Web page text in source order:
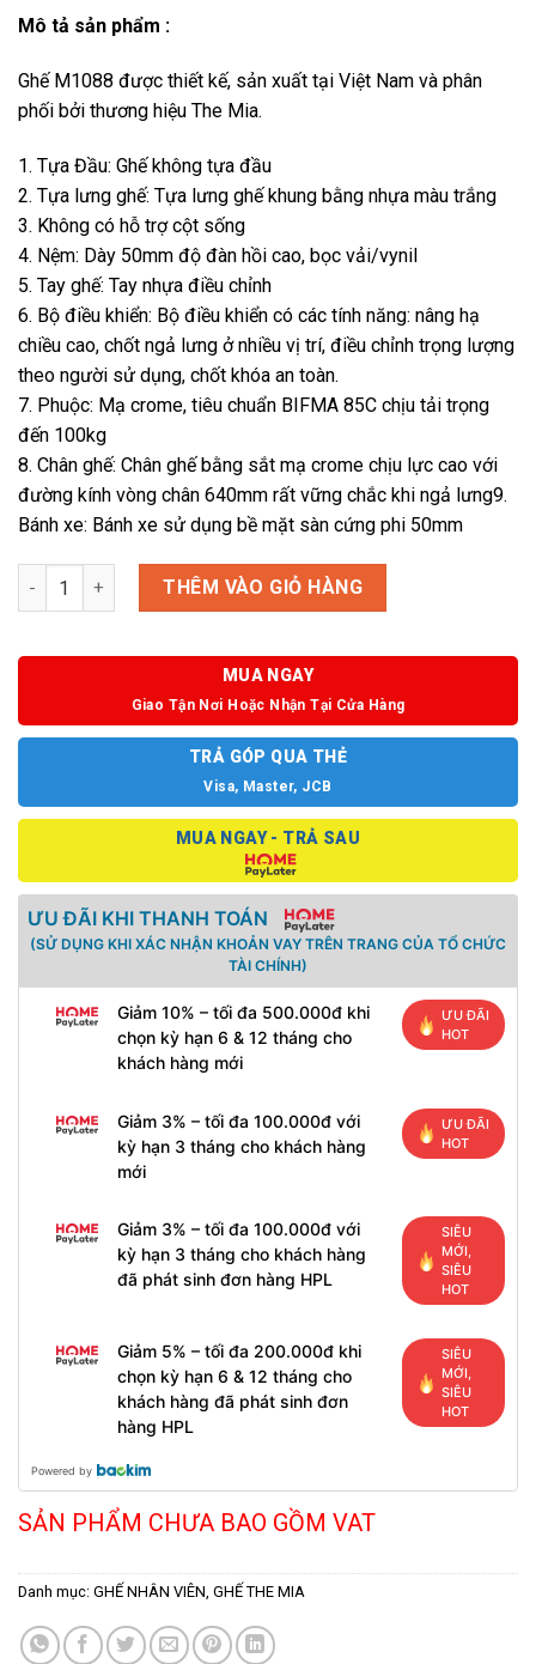
Mô tả sản phẩm :
Ghế M1088 được thiết kế, sản xuất tại Việt Nam và phân
phối bởi thương hiệu The Mia.
1. Tựa Đầu: Ghế không tựa đầu
2. Tựa lưng ghế: Tựa lưng ghế khung bằng nhựa màu trắng
3. Không có hỗ trợ cột sống
4. Nệm: Dày 50mm độ đàn hồi cao, bọc vải/vynil
5. Tay ghế: Tay nhựa điều chỉnh
6. Bộ điều khiển: Bộ điều khiển có các tính năng: nâng hạ
chiều cao, chốt ngả lưng ở nhiều vị trí, điều chỉnh trọng lượng
theo người sử dụng, chốt khóa an toàn.
7. Phuộc: Mạ crome, tiêu chuẩn BIFMA 85C chịu tải trọng
đến 100kg
8. Chân ghế: Chân ghế bằng sắt mạ crome chịu lực cao với
đường kính vòng chân 640mm rất vững chắc khi ngả lưng9.
Bánh xe: Bánh xe sử dụng bề mặt sàn cứng phi 50mm
Ghế M1088 số lượngTHÊM VÀO GIỎ HÀNG
MUA NGAY
Giao Tận Nơi Hoặc Nhận Tại Cửa Hàng
TRẢ GÓP QUA THẺ
Visa, Master, JCB
MUA NGAY - TRẢ SAU
ƯU ĐÃI KHI THANH TOÁN
(SỬ DỤNG KHI XÁC NHẬN KHOẢN VAY TRÊN TRANG CỦA TỔ CHỨC
TÀI CHÍNH)
Giảm 10% – tối đa 500.000đ khi
chọn kỳ hạn 6 & 12 tháng cho
khách hàng mới
ƯU ĐÃI
HOT
Giảm 3% – tối đa 100.000đ với
kỳ hạn 3 tháng cho khách hàng
mới
ƯU ĐÃI
HOT
Giảm 3% – tối đa 100.000đ với
kỳ hạn 3 tháng cho khách hàng
đã phát sinh đơn hàng HPL
SIÊU
MỚI,
SIÊU
HOT
Giảm 5% – tối đa 200.000đ khi
chọn kỳ hạn 6 & 12 tháng cho
khách hàng đã phát sinh đơn
hàng HPL
SIÊU
MỚI,
SIÊU
HOT
Powered by
SẢN PHẨM CHƯA BAO GỒM VAT
Danh mục: GHẾ NHÂN VIÊN, GHẾ THE MIA